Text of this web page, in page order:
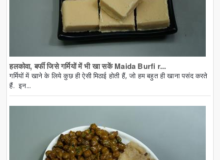
हलकोवा, बर्फी जिसे गर्मियों में भी खा सकें Maida Burfi r...
गर्मियों में खाने के लिये कुछ ही ऐसी मिठाई होती हैं, जो हम बहुत ही खाना पसंद करते
हैं. इन...